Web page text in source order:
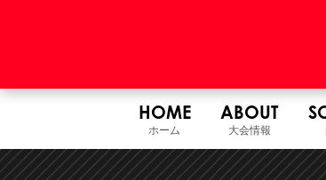
HOME
ホーム
ABOUT
大会情報